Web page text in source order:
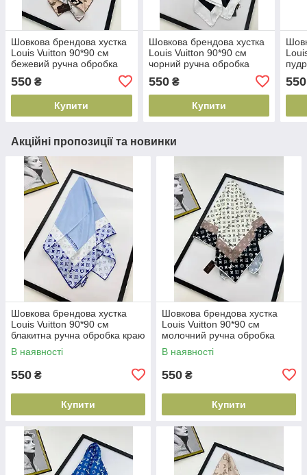
Шовкова брендова хустка
Louis Vuitton 90*90 см
бежевий ручна обробка
550 ₴
Купити
Шовкова брендова хустка
Louis Vuitton 90*90 см
чорний ручна обробка
550₴
Купити
550
Акційні пропозиції та новинки
Шовкова брендова хустка
Louis Vuitton 90*90 см
блакитна ручна обробка краю
В наявності
550 ₴
Купити
Шовкова брендова хустка
Louis Vuitton 90*90 см
молочний ручна обробка
краю
В наявності
550 ₴
Купити